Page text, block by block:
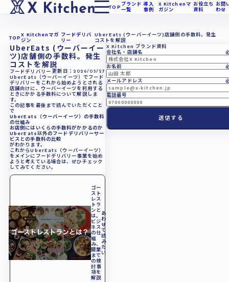
TOP ブランド
一覧
導入
事例
X Kitchenマ
ガジン
お役立ち
資料
お問
わせ
TOPX Kitchenマガ
ジン
フードデリバ
リー
UberEats (ウーバーイーツ)店舗側の手数料。発生
コストを解説
UberEats (ウーバーイー
ツ)店舗側の手数料。発生
コストを解説
フードデリバリー 更新日： 2026/05/27
UberEats（ウーバーイーツ）でフード
デリバリーをこれから始めようとされる
店舗向けに、ウーバーイーツを利用する
ときにかかる手数料について解説しま
す。
この記事を最後まで読んでいただくこと
で
UberEats（ウーバーイーツ）の手数料
の仕組み
お店側にはいくらの手数料がかかるのか
UberEats以外のフードデリバリーサー
ビスとの手数料の比較
がわかります。
これからUberEats（ウーバーイーツ）
をメインにフードデリバリー事業を始め
ようと考えている場合は、ぜひチェック
してみてください。
ゴー
スト
レス
トラ
ンと
は。
ビジ
ネス
の仕
組
み、
開業
まで
の検
討事
項を
解説
あ
わ
せ
て
読
み
た
い
X Kitchen ブランド資料
会社名・店舗名
お名前
メールアドレス
電話番号